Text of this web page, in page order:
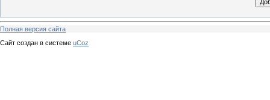
Полная версия сайта
Сайт создан в системе uCoz